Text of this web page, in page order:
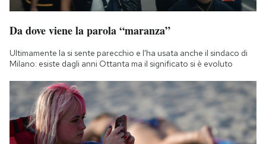
Da dove viene la parola “maranza”
Ultimamente la si sente parecchio e l'ha usata anche il sindaco di
Milano: esiste dagli anni Ottanta ma il significato si è evoluto